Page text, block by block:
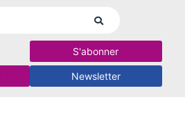
S'abonner
Newsletter